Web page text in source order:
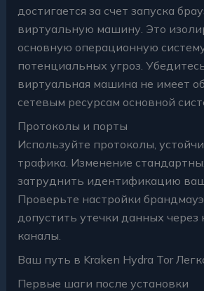
достигается за счет запуска
виртуальную машину. Это
основную операционную
потенциальных угроз.
виртуальная машина не имеет
сетевым ресурсам основной
Протоколы и порты
Используйте протоколы,
трафика. Изменение
затруднить идентификацию
Проверьте настройки
допустить утечки данных
каналы.
Ваш путь в Kraken Hydra Tor
Первые шаги после установки